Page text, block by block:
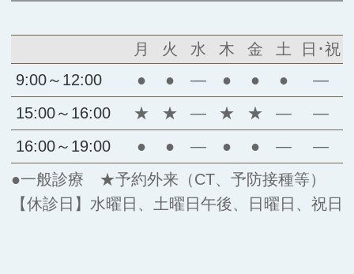
●一般診療 ★予約外来（CT、予防接種等）
【休診日】水曜日、土曜日午後、日曜日、祝日
月 火 水 木 金 土
日･祝
9:00～12:00
● ● ― ● ● ●
―
15:00～16:00
★ ★ ― ★ ★ ―
―
16:00～19:00
● ● ― ● ● ― ―